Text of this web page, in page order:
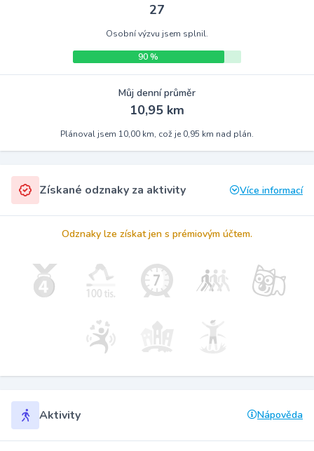
27
Osobní výzvu jsem splnil.
90 %
Můj denní průměr
10,95 km
Plánoval jsem 10,00 km, což je 0,95 km nad plán.
Získané odznaky za aktivity Více informací
Odznaky lze získat jen s prémiovým účtem.
Aktivity Nápověda